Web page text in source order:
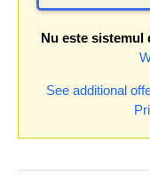
Nu este sistemul
See additional